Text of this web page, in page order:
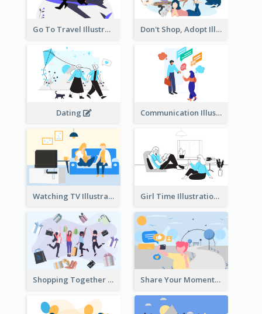
Go To Travel Illustration Don't Shop, Adopt Illustration
Dating Communication Illustration
Watching TV Illustration Girl Time Illustration
Shopping Together Illustration Share Your Moments To The World Illustration